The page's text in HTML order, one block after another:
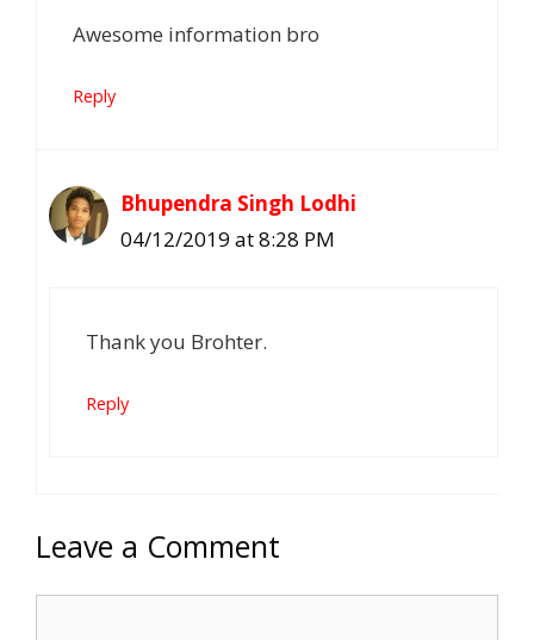
Awesome information bro
Reply
Bhupendra Singh Lodhi
04/12/2019 at 8:28 PM
Thank you Brohter.
Reply
Leave a Comment